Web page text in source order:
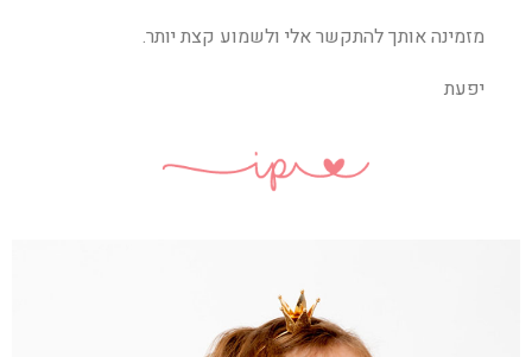
מזמינה אותך להתקשר אלי ולשמוע קצת יותר.
יפעת